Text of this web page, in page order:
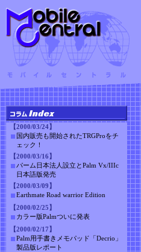
【2000/03/24】
国内販売も開始されたTRGProをチ
ェック！
【2000/03/16】
パーム日本法人設立とPalm Vx/IIIc
日本語版発売
【2000/03/09】
Earthmate Road warrior Edition
【2000/02/25】
カラー版Palmついに発表
【2000/02/17】
Palm用手書きメモパッド「Decrio」
製品版レポート